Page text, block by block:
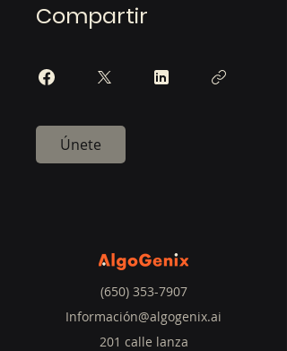
Compartir
Únete
(650) 353-7907
Información@algogenix.ai
201 calle lanza